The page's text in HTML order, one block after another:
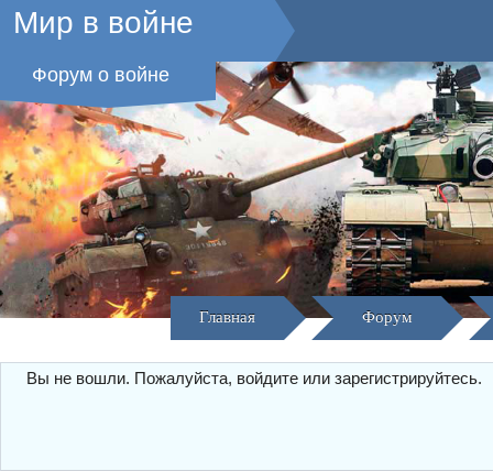
Мир в войне
Форум о войне
Главная Форум
Вы не вошли. Пожалуйста, войдите или зарегистрируйтесь.